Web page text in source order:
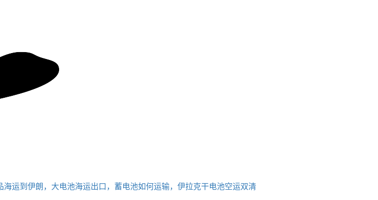
运到伊朗，大电池海运出口，蓄电池如何运输，伊拉克干电池空运双清